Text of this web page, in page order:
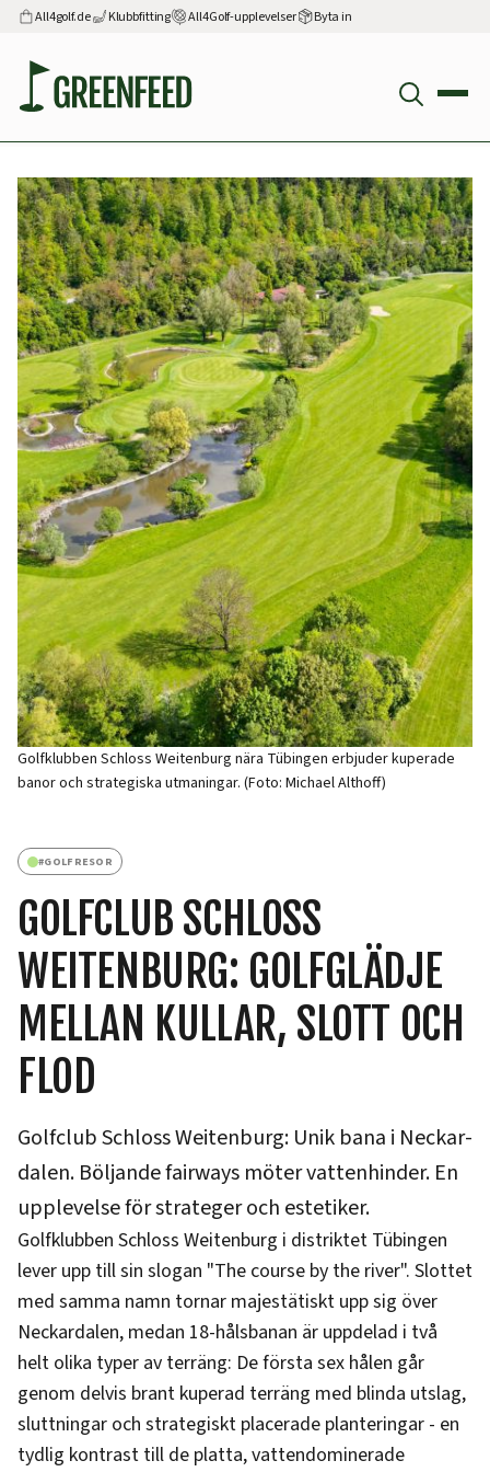
All4golf.de Klubbfitting All4Golf-upplevelser Byta in
Golfklubben Schloss Weitenburg nära Tübingen erbjuder kuperade
banor och strategiska utmaningar. (Foto: Michael Althoff)
#GOLFRESOR
GOLFCLUB SCHLOSS
WEITENBURG: GOLFGLÄDJE
MELLAN KULLAR, SLOTT OCH
FLOD
Golfclub Schloss Weitenburg: Unik bana i Neckar-
dalen. Böljande fairways möter vattenhinder. En
upplevelse för strateger och estetiker.
Golfklubben Schloss Weitenburg i distriktet Tübingen
lever upp till sin slogan "The course by the river". Slottet
med samma namn tornar majestätiskt upp sig över
Neckardalen, medan 18-hålsbanan är uppdelad i två
helt olika typer av terräng: De första sex hålen går
genom delvis brant kuperad terräng med blinda utslag,
sluttningar och strategiskt placerade planteringar - en
tydlig kontrast till de platta, vattendominerade